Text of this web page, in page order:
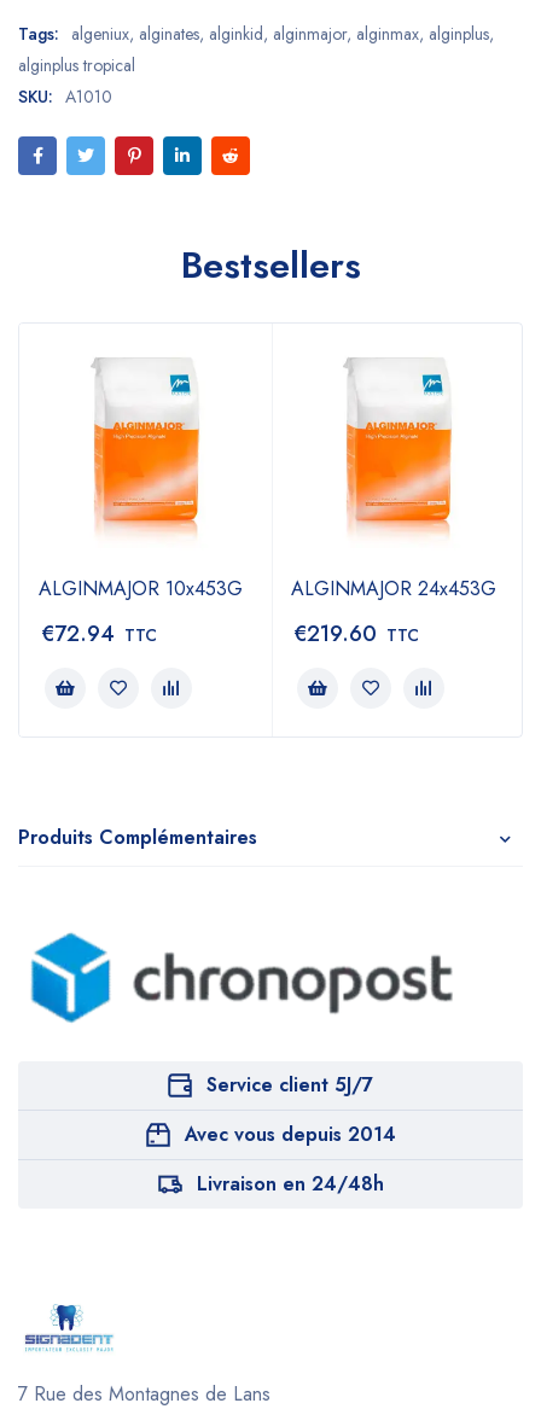
Tags: algeniux, alginates, alginkid, alginmajor, alginmax, alginplus,
alginplus tropical
SKU: A1010
Bestsellers
ALGINMAJOR 10x453G
€72.94 TTC
ALGINMAJOR 24x453G
€219.60 TTC
Produits Complémentaires
Service client 5J/7
Avec vous depuis 2014
Livraison en 24/48h
7 Rue des Montagnes de Lans